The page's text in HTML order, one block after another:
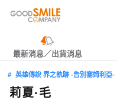
最新消息／出貨消息
英雄傳說 界之軌跡 -告別塞姆利亞-
莉夏·毛